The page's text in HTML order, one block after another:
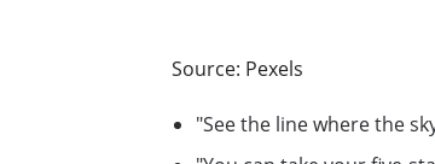
Source: Pexels
"See the line where the